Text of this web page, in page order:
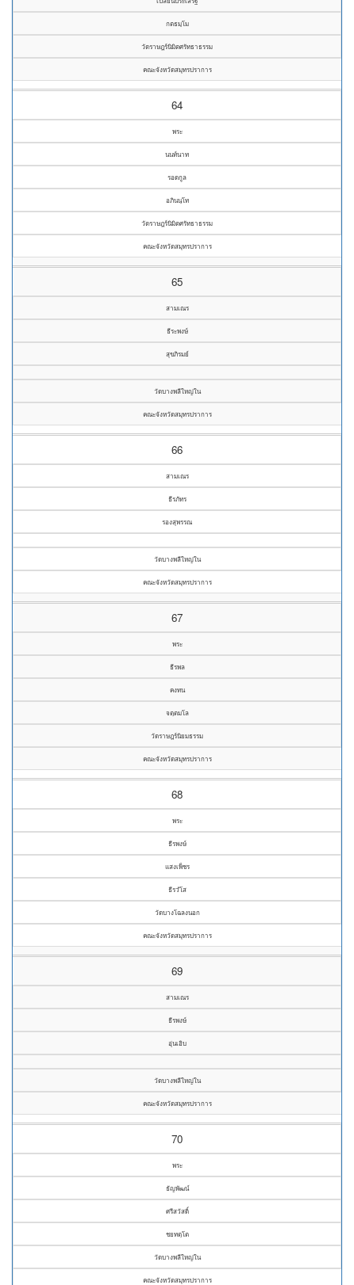
กตธมฺโม
วัดราษฎร์นิมิตศรัทธาธรรม
คณะจังหวัดสมุทรปราการ
64
พระ
นนท์นาท
รอดกูล
อภินนฺโท
วัดราษฎร์นิมิตศรัทธาธรรม
คณะจังหวัดสมุทรปราการ
65
สามเณร
ธีระพงษ์
สุขภิรมย์
วัดบางพลีใหญ่ใน
คณะจังหวัดสมุทรปราการ
66
สามเณร
ธีรภัทร
รองสุพรรณ
วัดบางพลีใหญ่ใน
คณะจังหวัดสมุทรปราการ
67
พระ
ธีรพล
คงทน
จตฺตมโล
วัดราษฎร์นิยมธรรม
คณะจังหวัดสมุทรปราการ
68
พระ
ธีรพงษ์
แสงเพ็ชร
ธีรวํโส
วัดบางโฉลงนอก
คณะจังหวัดสมุทรปราการ
69
สามเณร
ธีรพงษ์
อุ่นเอิบ
วัดบางพลีใหญ่ใน
คณะจังหวัดสมุทรปราการ
70
พระ
ธัญพัฒน์
ศรีสวัสดิ์
ชยทตฺโต
วัดบางพลีใหญ่ใน
คณะจังหวัดสมุทรปราการ